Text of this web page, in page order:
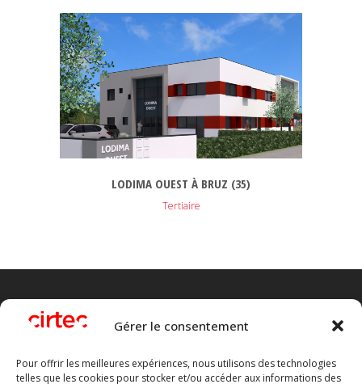
Gérer le consentement
Pour offrir les meilleures expériences, nous utilisons des technologies
telles que les cookies pour stocker et/ou accéder aux informations des
LODIMA OUEST À BRUZ (35)
Tertiaire